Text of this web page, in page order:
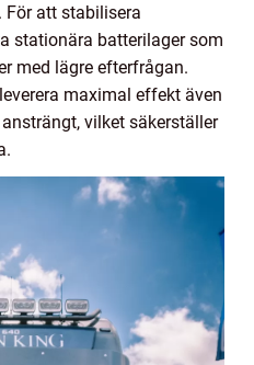
För att stabilisera
stationära batterilager som
med lägre efterfrågan.
maximal effekt även
vilket säkerställer